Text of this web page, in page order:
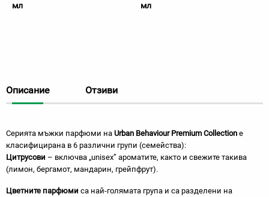
мл
мл
Описание Отзиви
Серията мъжки парфюми на Urban Behaviour Premium Collection е
класифицирана в 6 различни групи (семейства):
Цитрусови – включва „unisex” ароматите, както и свежите такива
(лимон, бергамот, мандарин, грейпфрут).
Цветните парфюми са най-голямата група и са разделени на